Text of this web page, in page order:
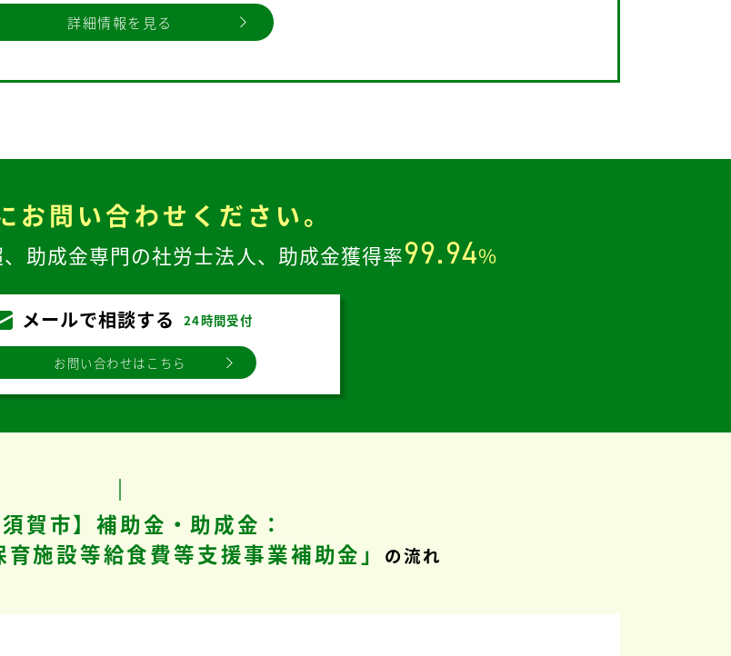
詳細情報を見る
お問い合わせください。
助成金専門の社労士法人、 助成金獲得率99.94%
メールで相談する 24時間受付
お問い合わせはこちら
須賀市】補助金・助成金：
育施設等給食費等支援事業補助金」
の流れ